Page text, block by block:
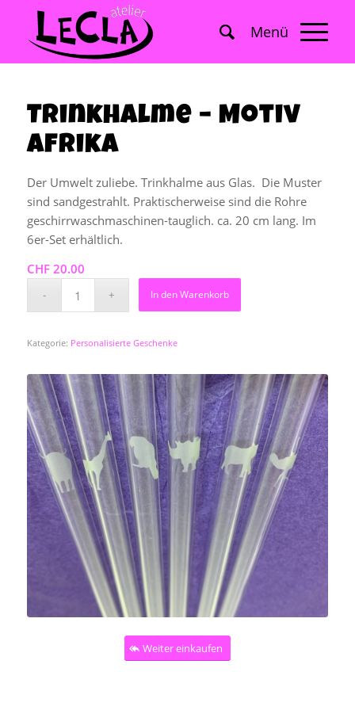
Trinkhalme – Motiv
Afrika
Der Umwelt zuliebe. Trinkhalme aus Glas. Die Muster
sind sandgestrahlt. Praktischerweise sind die Rohre
geschirrwaschmaschinen-tauglich. ca. 20 cm lang. Im
6er-Set erhältlich.
CHF20.00
In den Warenkorb
Kategorie: Personalisierte Geschenke
Weiter einkaufen